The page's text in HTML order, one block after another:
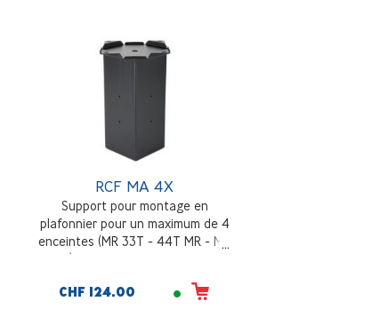
RCF MA 4X
Support pour montage en
plafonnier pour un maximum de 4
enceintes (MR 33T - 44T MR - MR
CHF 124.00